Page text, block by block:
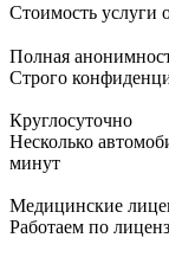
Стоимость услуги
Полная
Строго
Круглосуточно
Несколько
минут
Медицинские
Работаем по